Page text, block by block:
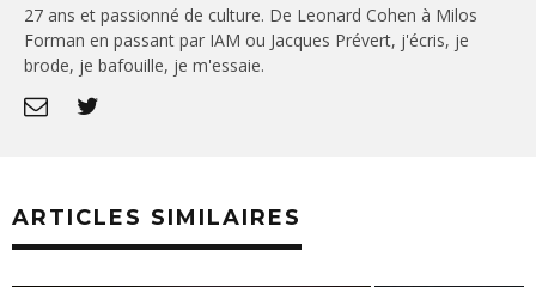
27 ans et passionné de culture. De Leonard Cohen à Milos
Forman en passant par IAM ou Jacques Prévert, j'écris, je
brode, je bafouille, je m'essaie.
ARTICLES SIMILAIRES